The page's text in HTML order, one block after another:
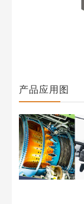
产品应用图